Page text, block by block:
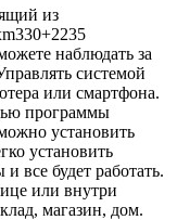
из
наблюдать за
системой
или смартфона.
программы
установить
установить
все будет работать.
или внутри
магазин, дом.